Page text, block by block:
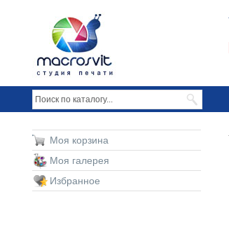
Моя корзина
Моя галерея
Избранное